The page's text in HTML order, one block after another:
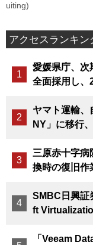
uiting)
アクセスランキン
愛媛県庁、次
全面採用し、
ヤマト運輸、
NY」に移行
三原赤十字病
換時の復旧作
SMBC日興証
ft
「Veeam